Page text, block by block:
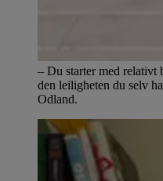
– Du starter med relativt
den leiligheten du selv
Odland.